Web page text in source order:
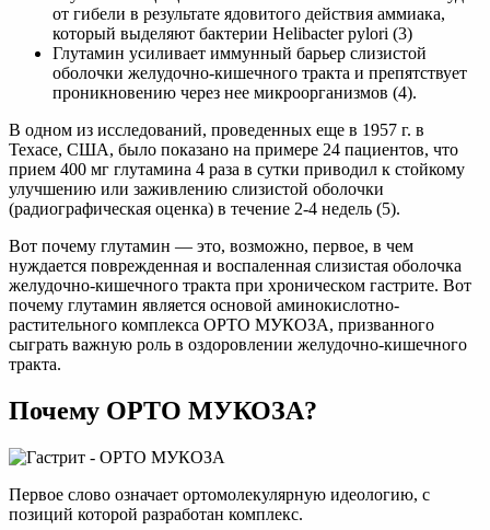
от гибели в результате ядовитого действия аммиака,
который выделяют бактерии Helibacter pylori (3)
Глутамин усиливает иммунный барьер слизистой
оболочки желудочно-кишечного тракта и препятствует
проникновению через нее микроорганизмов (4).
В одном из исследований, проведенных еще в 1957 г. в
Техасе, США, было показано на примере 24 пациентов, что
прием 400 мг глутамина 4 раза в сутки приводил к стойкому
улучшению или заживлению слизистой оболочки
(радиографическая оценка) в течение 2-4 недель (5).
Вот почему глутамин — это, возможно, первое, в чем
нуждается поврежденная и воспаленная слизистая оболочка
желудочно-кишечного тракта при хроническом гастрите. Вот
почему глутамин является основой аминокислотно-
растительного комплекса ОРТО МУКОЗА, призванного
сыграть важную роль в оздоровлении желудочно-кишечного
тракта.
Почему ОРТО МУКОЗА?
Первое слово означает ортомолекулярную идеологию, с
позиций которой разработан комплекс.